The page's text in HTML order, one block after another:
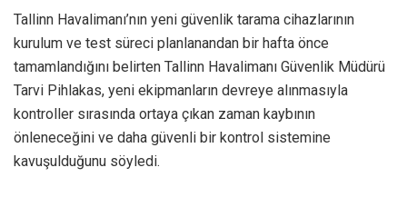
Tallinn Havalimanı’nın yeni güvenlik tarama cihazlarının
kurulum ve test süreci planlanandan bir hafta önce
tamamlandığını belirten Tallinn Havalimanı Güvenlik Müdürü
Tarvi Pihlakas, yeni ekipmanların devreye alınmasıyla
kontroller sırasında ortaya çıkan zaman kaybının
önleneceğini ve daha güvenli bir kontrol sistemine
kavuşulduğunu söyledi.